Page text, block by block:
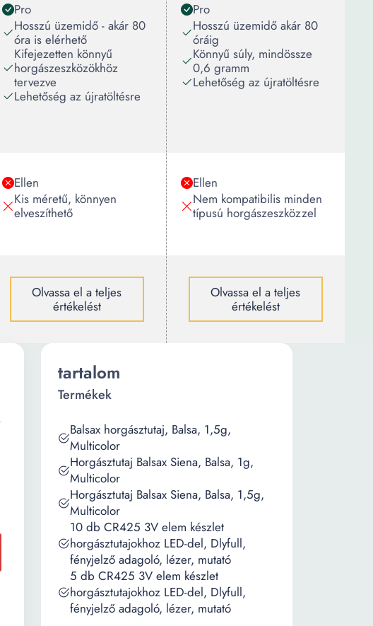
Pro
Hosszú üzemidő - akár 80
óra is elérhető
Kifejezetten könnyű
horgászeszközökhöz
tervezve
Lehetőség az újratöltésre
Ellen
Kis méretű, könnyen
elveszíthető
Olvassa el a teljes
értékelést
Pro
Hosszú üzemidő akár 80
óráig
Könnyű súly, mindössze
0,6 gramm
Lehetőség az újratöltésre
Ellen
Nem kompatibilis minden
típusú horgászeszközzel
Olvassa el a teljes
értékelést
tartalom
Termékek
Balsax horgásztutaj, Balsa, 1,5g,
Multicolor
Horgásztutaj Balsax Siena, Balsa, 1g,
Multicolor
Horgásztutaj Balsax Siena, Balsa, 1,5g,
Multicolor
10 db CR425 3V elem készlet
horgásztutajokhoz LED-del, Dlyfull,
fényjelző adagoló, lézer, mutató
5 db CR425 3V elem készlet
horgásztutajokhoz LED-del, Dlyfull,
fényjelző adagoló, lézer, mutató